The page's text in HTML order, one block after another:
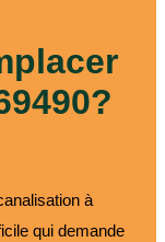
à
qui demande